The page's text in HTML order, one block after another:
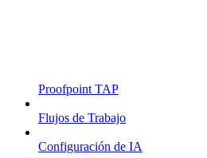
Proofpoint TAP
Flujos de Trabajo
Configuración de IA